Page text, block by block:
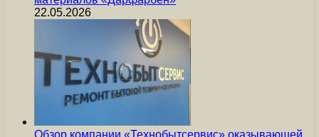
22.05.2026
Обзор компании «Технобытсервис» оказывающей